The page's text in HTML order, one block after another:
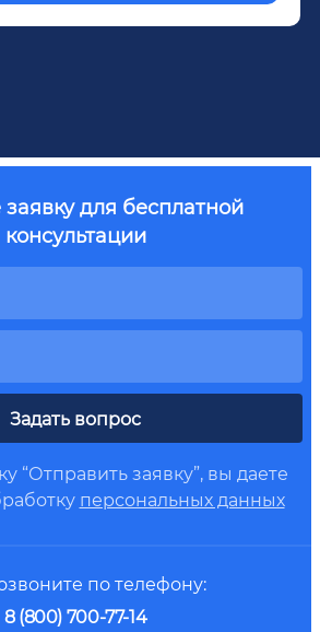
заявку для бесплатной
консультации
Задать вопрос
“Отправить заявку”, вы даете
персональных данных
по телефону:
8 (800) 700-77-14